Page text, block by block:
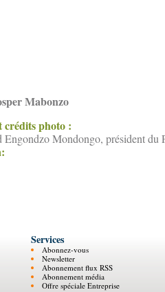
Mabonzo
crédits photo :
Mondongo, président du
Services
Abonnez-vous
Newsletter
Abonnement flux RSS
Abonnement média
Offre spéciale Entreprise